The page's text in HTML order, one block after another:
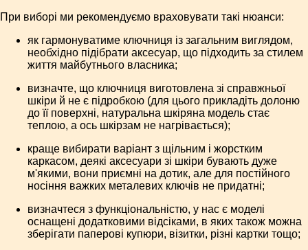
При виборі ми рекомендуємо враховувати такі нюанси:
як гармонуватиме ключниця із загальним виглядом,
необхідно підібрати аксесуар, що підходить за стилем
життя майбутнього власника;
визначте, що ключниця виготовлена зі справжньої
шкіри й не є підробкою (для цього прикладіть долоню
до її поверхні, натуральна шкіряна модель стає
теплою, а ось шкірзам не нагрівається);
краще вибирати варіант з щільним і жорстким
каркасом, деякі аксесуари зі шкіри бувають дуже
м'якими, вони приємні на дотик, але для постійного
носіння важких металевих ключів не придатні;
визначтеся з функціональністю, у нас є моделі
оснащені додатковими відсіками, в яких також можна
зберігати паперові купюри, візитки, різні картки тощо;